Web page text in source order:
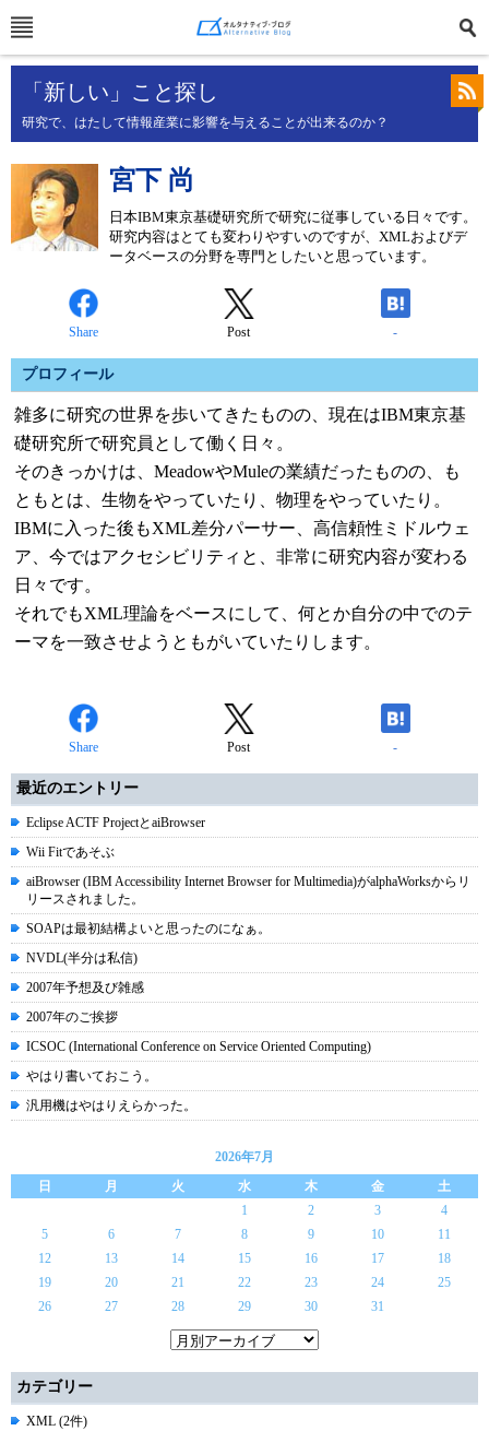
「新しい」こと探し
研究で、はたして情報産業に影響を与えることが出来るのか？
宮下 尚
日本IBM東京基礎研究所で研究に従事している日々です。
研究内容はとても変わりやすいのですが、XMLおよびデ
ータベースの分野を専門としたいと思っています。
Share Post -
プロフィール
雑多に研究の世界を歩いてきたものの、現在はIBM東京基
礎研究所で研究員として働く日々。
そのきっかけは、MeadowやMuleの業績だったものの、も
ともとは、生物をやっていたり、物理をやっていたり。
IBMに入った後もXML差分パーサー、高信頼性ミドルウェ
ア、今ではアクセシビリティと、非常に研究内容が変わる
日々です。
それでもXML理論をベースにして、何とか自分の中でのテ
ーマを一致させようともがいていたりします。
Share Post -
最近のエントリー
Eclipse ACTF ProjectとaiBrowser
Wii Fitであそぶ
aiBrowser (IBM Accessibility Internet Browser for Multimedia)がalphaWorksからリ
リースされました。
SOAPは最初結構よいと思ったのになぁ。
NVDL(半分は私信)
2007年予想及び雑感
2007年のご挨拶
ICSOC (International Conference on Service Oriented Computing)
やはり書いておこう。
汎用機はやはりえらかった。
2026年7月
日
月 火 水 木 金
土
1
2 3
4
5
6 7 8 9 10
11
12
13 14 15 16 17
18
19
20 21 22 23 24
25
26
27 28 29 30 31
カテゴリー
XML (2件)